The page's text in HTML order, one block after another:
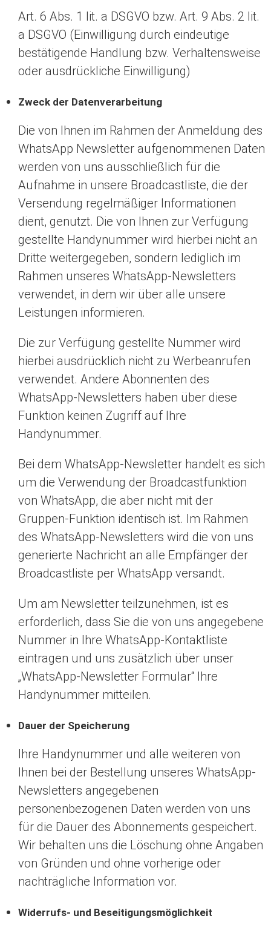
Art. 6 Abs. 1 lit. a DSGVO bzw. Art. 9 Abs. 2 lit.
a DSGVO (Einwilligung durch eindeutige
bestätigende Handlung bzw. Verhaltensweise
oder ausdrückliche Einwilligung)
Zweck der Datenverarbeitung
Die von Ihnen im Rahmen der Anmeldung des
WhatsApp Newsletter aufgenommenen Daten
werden von uns ausschließlich für die
Aufnahme in unsere Broadcastliste, die der
Versendung regelmäßiger Informationen
dient, genutzt. Die von Ihnen zur Verfügung
gestellte Handynummer wird hierbei nicht an
Dritte weitergegeben, sondern lediglich im
Rahmen unseres WhatsApp-Newsletters
verwendet, in dem wir über alle unsere
Leistungen informieren.
Die zur Verfügung gestellte Nummer wird
hierbei ausdrücklich nicht zu Werbeanrufen
verwendet. Andere Abonnenten des
WhatsApp-Newsletters haben über diese
Funktion keinen Zugriff auf Ihre
Handynummer.
Bei dem WhatsApp-Newsletter handelt es sich
um die Verwendung der Broadcastfunktion
von WhatsApp, die aber nicht mit der
Gruppen-Funktion identisch ist. Im Rahmen
des WhatsApp-Newsletters wird die von uns
generierte Nachricht an alle Empfänger der
Broadcastliste per WhatsApp versandt.
Um am Newsletter teilzunehmen, ist es
erforderlich, dass Sie die von uns angegebene
Nummer in Ihre WhatsApp-Kontaktliste
eintragen und uns zusätzlich über unser
„WhatsApp-Newsletter Formular“ Ihre
Handynummer mitteilen.
Dauer der Speicherung
Ihre Handynummer und alle weiteren von
Ihnen bei der Bestellung unseres WhatsApp-
Newsletters angegebenen
personenbezogenen Daten werden von uns
für die Dauer des Abonnements gespeichert.
Wir behalten uns die Löschung ohne Angaben
von Gründen und ohne vorherige oder
nachträgliche Information vor.
Widerrufs- und Beseitigungsmöglichkeit